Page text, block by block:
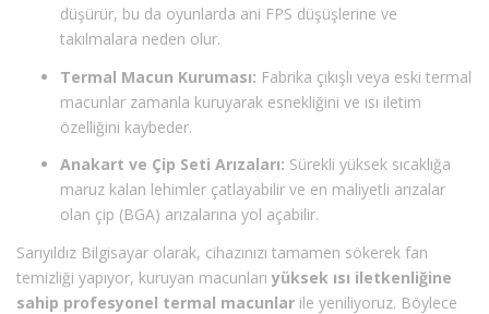
düşürür, bu da oyunlarda ani FPS düşüşlerine ve
takılmalara neden olur.
Termal Macun Kuruması: Fabrika çıkışlı veya eski termal
macunlar zamanla kuruyarak esnekliğini ve ısı iletim
özelliğini kaybeder.
Anakart ve Çip Seti Arızaları: Sürekli yüksek sıcaklığa
maruz kalan lehimler çatlayabilir ve en maliyetli arızalar
olan çip (BGA) arızalarına yol açabilir.
Sarıyıldız Bilgisayar olarak, cihazınızı tamamen sökerek fan
temizliği yapıyor, kuruyan macunlarıyüksek ısı iletkenliğine
sahip profesyonel termal macunlar ile yeniliyoruz. Böylece